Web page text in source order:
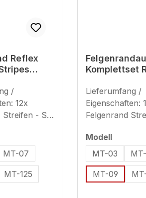
Reflex
für
09
/
12x
Streifen - Set
(plus 8x
geeignet
+ 7 mm)
MT-07
MT-125
Komplettset
kompatibel für
Yamaha MT-
Lieferumfang /
Eigenschaften:
Felgenrand
Motorradfelgen
Ersatzstreifen)
für 17 Zoll
- ca. 9 mm + 7
Modell
MT-03
MT-09